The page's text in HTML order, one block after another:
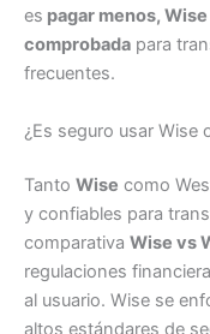
es pagar menos, Wise
comprobada para
frecuentes.
¿Es seguro usar Wise
Tanto Wise como
y confiables para
comparativa Wise vs
regulaciones
al usuario. Wise se
altos estándares de